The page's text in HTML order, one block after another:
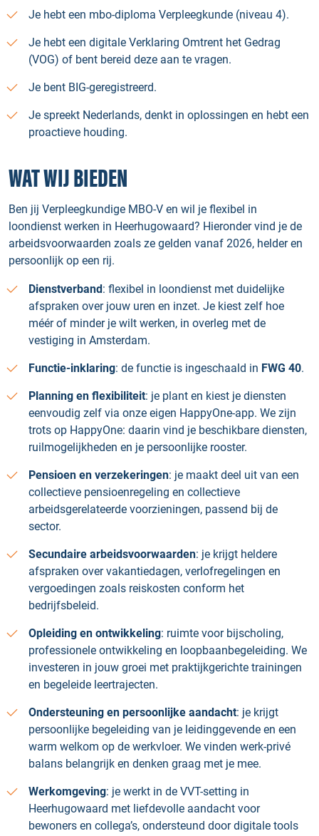
Je hebt een mbo-diploma Verpleegkunde (niveau 4).
Je hebt een digitale Verklaring Omtrent het Gedrag
(VOG) of bent bereid deze aan te vragen.
Je bent BIG-geregistreerd.
Je spreekt Nederlands, denkt in oplossingen en hebt een
proactieve houding.
WAT WIJ BIEDEN
Ben jij Verpleegkundige MBO-V en wil je flexibel in
loondienst werken in Heerhugowaard? Hieronder vind je de
arbeidsvoorwaarden zoals ze gelden vanaf 2026, helder en
persoonlijk op een rij.
Dienstverband: flexibel in loondienst met duidelijke
afspraken over jouw uren en inzet. Je kiest zelf hoe
méér of minder je wilt werken, in overleg met de
vestiging in Amsterdam.
Functie-inklaring: de functie is ingeschaald in FWG 40.
Planning en flexibiliteit: je plant en kiest je diensten
eenvoudig zelf via onze eigen HappyOne-app. We zijn
trots op HappyOne: daarin vind je beschikbare diensten,
ruilmogelijkheden en je persoonlijke rooster.
Pensioen en verzekeringen: je maakt deel uit van een
collectieve pensioenregeling en collectieve
arbeidsgerelateerde voorzieningen, passend bij de
sector.
Secundaire arbeidsvoorwaarden: je krijgt heldere
afspraken over vakantiedagen, verlofregelingen en
vergoedingen zoals reiskosten conform het
bedrijfsbeleid.
Opleiding en ontwikkeling: ruimte voor bijscholing,
professionele ontwikkeling en loopbaanbegeleiding. We
investeren in jouw groei met praktijkgerichte trainingen
en begeleide leertrajecten.
Ondersteuning en persoonlijke aandacht: je krijgt
persoonlijke begeleiding van je leidinggevende en een
warm welkom op de werkvloer. We vinden werk-privé
balans belangrijk en denken graag met je mee.
Werkomgeving: je werkt in de VVT-setting in
Heerhugowaard met liefdevolle aandacht voor
bewoners en collega’s, ondersteund door digitale tools